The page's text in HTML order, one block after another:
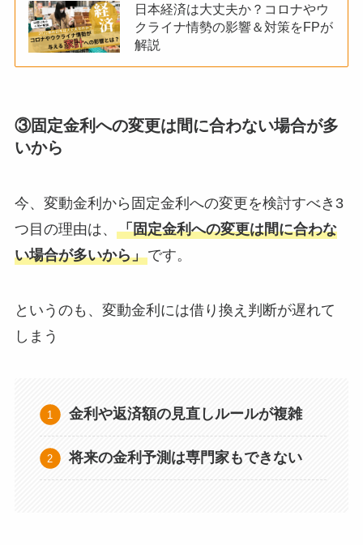
日本経済は大丈夫か？コロナやウ
クライナ情勢の影響＆対策をFPが
解説
③固定金利への変更は間に合わない場合が多
いから
今、変動金利から固定金利への変更を検討すべき3
つ目の理由は、 「固定金利への変更は間に合わな
い場合が多いから」です。
というのも、変動金利には借り換え判断が遅れて
しまう
金利や返済額の見直しルールが複雑
将来の金利予測は専門家もできない